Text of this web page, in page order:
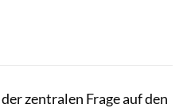
der zentralen Frage auf den